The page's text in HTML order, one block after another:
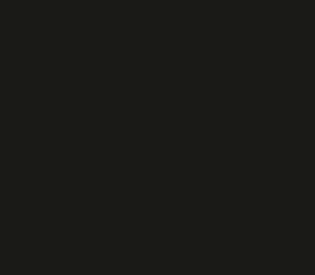
Quis
da